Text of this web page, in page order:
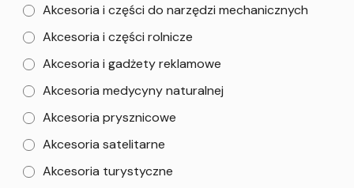
Akcesoria i części do narzędzi mechanicznych
Akcesoria i części rolnicze
Akcesoria i gadżety reklamowe
Akcesoria medycyny naturalnej
Akcesoria prysznicowe
Akcesoria satelitarne
Akcesoria turystyczne